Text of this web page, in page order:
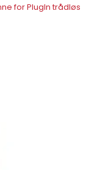
for PlugIn trådløs